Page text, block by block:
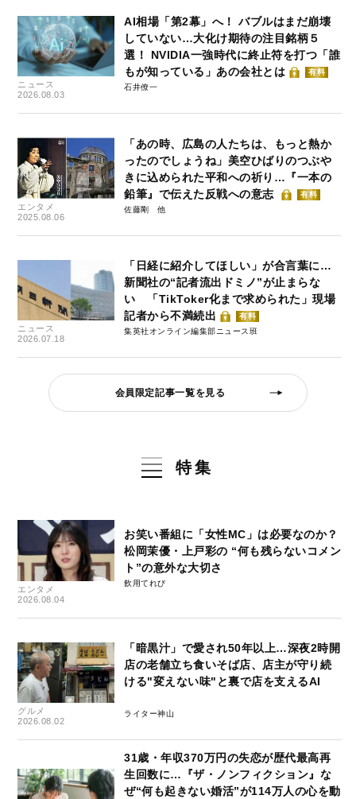
ニュース
2026.08.03
AI相場「第2幕」へ！ バブルはまだ崩壊
していない…大化け期待の注目銘柄５
選！ NVIDIA一強時代に終止符を打つ「誰
もが知っている」あの会社とは
有料
石井僚一
エンタメ
2025.08.06
「あの時、広島の人たちは、もっと熱か
ったのでしょうね」美空ひばりのつぶや
きに込められた平和への祈り…『一本の
鉛筆』で伝えた反戦への意志
有料
佐藤剛
ニュース
2026.07.18
「日経に紹介してほしい」が合言葉に…
新聞社の“記者流出ドミノ”が止まらな
い 「TikToker化まで求められた」現場
記者から不満続出
有料
集英社オンライン編集部ニュース班
会員限定記事一覧を見る
特集
エンタメ
2026.08.04
お笑い番組に「女性MC」は必要なのか？
松岡茉優・上戸彩の “何も残らないコメン
ト”の意外な大切さ
飲用てれび
グルメ
2026.08.02
「暗黒汁」で愛され50年以上…深夜2時開
店の老舗立ち食いそば店、店主が守り続
ける"変えない味"と裏で店を支えるAI
ライター神山
31歳・年収370万円の失恋が歴代最高再
生回数に…『ザ・ノンフィクション』な
ぜ“何も起きない婚活”が114万人の心を動